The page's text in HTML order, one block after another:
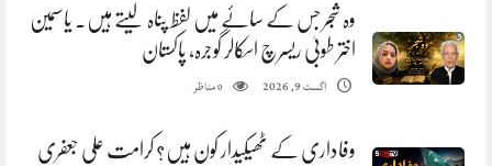
وہ شجر جس کے سائے میں لفظ پناہ لیتے ہیں. یاسمین
اختر طوبیٰ ریسرچ اسکالر گوجرہ، پاکستان
اگست 9, 2026 0مناظر
وفاداری کے ٹھیکیدار کون ہیں؟ کرامت علی جعفری